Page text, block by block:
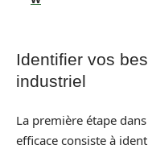
Identifier vos
industriel
La première étape
efficace consiste à